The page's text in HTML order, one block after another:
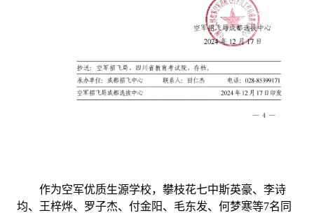
作为空军优质生源学校，攀枝花七中斯英豪、李诗
均、王梓烨、罗子杰、 付金阳、毛东发、何梦寒等7名同